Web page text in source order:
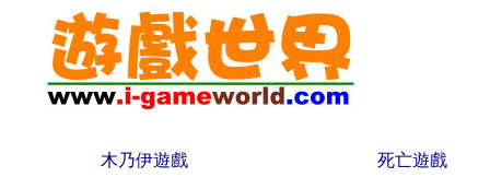
木乃伊遊戲 死亡遊戲